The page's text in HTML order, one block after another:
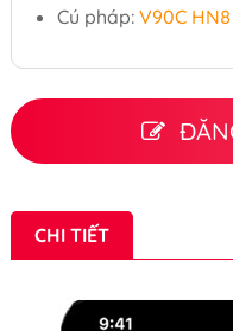
Cú pháp: V90C HN8
CHI TIẾT